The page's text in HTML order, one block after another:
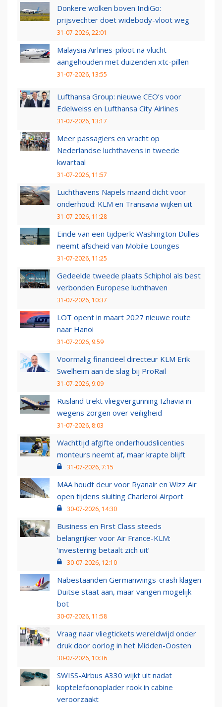
Donkere wolken boven IndiGo:
prijsvechter doet widebody-vloot weg
31-07-2026, 22:01
Malaysia Airlines-piloot na vlucht
aangehouden met duizenden xtc-pillen
31-07-2026, 13:55
Lufthansa Group: nieuwe CEO’s voor
Edelweiss en Lufthansa City Airlines
31-07-2026, 13:17
Meer passagiers en vracht op
Nederlandse luchthavens in tweede
kwartaal
31-07-2026, 11:57
Luchthavens Napels maand dicht voor
onderhoud: KLM en Transavia wijken uit
31-07-2026, 11:28
Einde van een tijdperk: Washington Dulles
neemt afscheid van Mobile Lounges
31-07-2026, 11:25
Gedeelde tweede plaats Schiphol als best
verbonden Europese luchthaven
31-07-2026, 10:37
LOT opent in maart 2027 nieuwe route
naar Hanoi
31-07-2026, 9:59
Voormalig financieel directeur KLM Erik
Swelheim aan de slag bij ProRail
31-07-2026, 9:09
Rusland trekt vliegvergunning Izhavia in
wegens zorgen over veiligheid
31-07-2026, 8:03
Wachttijd afgifte onderhoudslicenties
monteurs neemt af, maar krapte blijft
31-07-2026, 7:15
MAA houdt deur voor Ryanair en Wizz Air
open tijdens sluiting Charleroi Airport
30-07-2026, 14:30
Business en First Class steeds
belangrijker voor Air France-KLM:
‘investering betaalt zich uit’
30-07-2026, 12:10
Nabestaanden Germanwings-crash klagen
Duitse staat aan, maar vangen mogelijk
bot
30-07-2026, 11:58
Vraag naar vliegtickets wereldwijd onder
druk door oorlog in het Midden-Oosten
30-07-2026, 10:36
SWISS-Airbus A330 wijkt uit nadat
koptelefoonoplader rook in cabine
veroorzaakt